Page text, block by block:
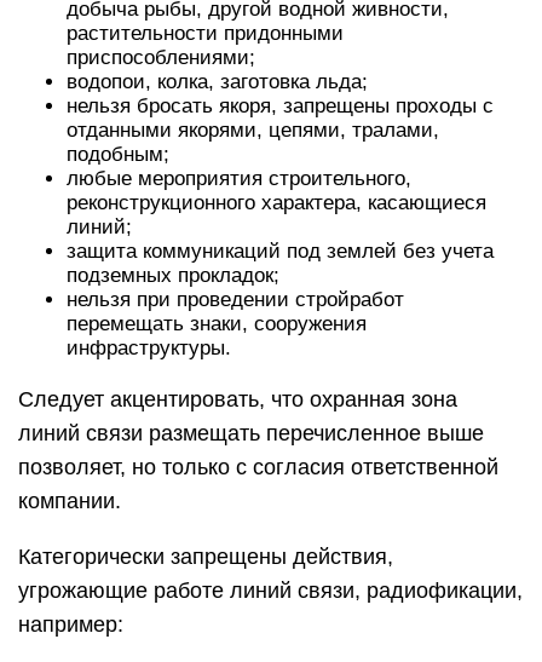
добыча рыбы, другой водной живности,
растительности придонными
приспособлениями;
водопои, колка, заготовка льда;
нельзя бросать якоря, запрещены проходы с
отданными якорями, цепями, тралами,
подобным;
любые мероприятия строительного,
реконструкционного характера, касающиеся
линий;
защита коммуникаций под землей без учета
подземных прокладок;
нельзя при проведении стройработ
перемещать знаки, сооружения
инфраструктуры.
Следует акцентировать, что охранная зона
линий связи размещать перечисленное выше
позволяет, но только с согласия ответственной
компании.
Категорически запрещены действия,
угрожающие работе линий связи, радиофикации,
например: